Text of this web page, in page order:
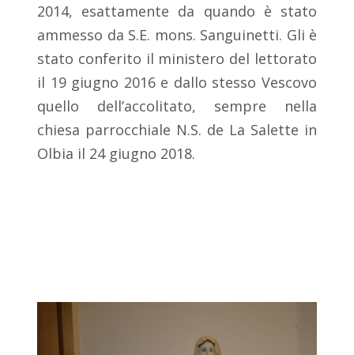
2014, esattamente da quando è stato
ammesso da S.E. mons. Sanguinetti. Gli è
stato conferito il ministero del lettorato
il 19 giugno 2016 e dallo stesso Vescovo
quello dell’accolitato, sempre nella
chiesa parrocchiale N.S. de La Salette in
Olbia il 24 giugno 2018.